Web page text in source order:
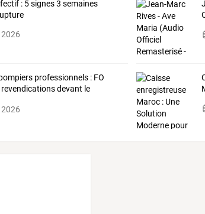
: 5 signes 3 semaines
professionnels:FO
devant le